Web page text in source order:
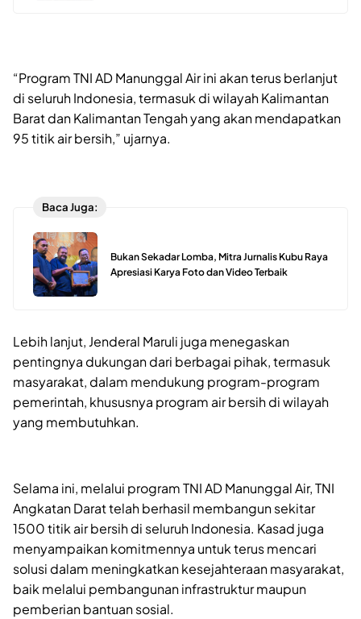
“Program TNI AD Manunggal Air ini akan terus berlanjut
di seluruh Indonesia, termasuk di wilayah Kalimantan
Barat dan Kalimantan Tengah yang akan mendapatkan
95 titik air bersih,” ujarnya.
Baca Juga:
Bukan Sekadar Lomba, Mitra Jurnalis Kubu Raya
Apresiasi Karya Foto dan Video Terbaik
Lebih lanjut, Jenderal Maruli juga menegaskan
pentingnya dukungan dari berbagai pihak, termasuk
masyarakat, dalam mendukung program-program
pemerintah, khususnya program air bersih di wilayah
yang membutuhkan.
Selama ini, melalui program TNI AD Manunggal Air, TNI
Angkatan Darat telah berhasil membangun sekitar
1500 titik air bersih di seluruh Indonesia. Kasad juga
menyampaikan komitmennya untuk terus mencari
solusi dalam meningkatkan kesejahteraan masyarakat,
baik melalui pembangunan infrastruktur maupun
pemberian bantuan sosial.